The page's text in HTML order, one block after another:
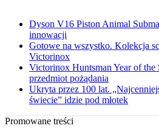
Dyson V16 Piston Animal
innowacji
Gotowe na wszystko. Kolekcja
Victorinox
Victorinox Huntsman Year of the
przedmiot pożądania
Ukryta przez 100 lat.
świecie” idzie pod młotek
Promowane treści